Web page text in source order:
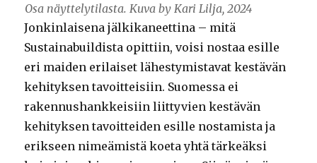
Osa näyttelytilasta. Kuva by Kari Lilja, 2024
Jonkinlaisena jälkikaneettina – mitä
Sustainabuildista opittiin, voisi nostaa esille
eri maiden erilaiset lähestymistavat kestävän
kehityksen tavoitteisiin. Suomessa ei
rakennushankkeisiin liittyvien kestävän
kehityksen tavoitteiden esille nostamista ja
erikseen nimeämistä koeta yhtä tärkeäksi